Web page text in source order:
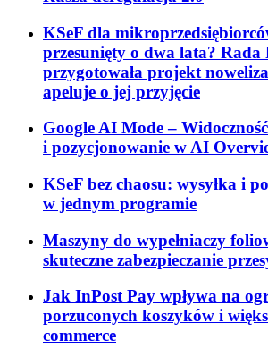
KSeF dla
przesunięty o dwa lata? Rada
przygotowała projekt
apeluje o jej przyjęcie
Google AI Mode –
i pozycjonowanie w AI
KSeF bez chaosu: wysyłka i
w jednym programie
Maszyny do wypełniaczy
skuteczne zabezpieczanie
Jak InPost Pay wpływa na
porzuconych koszyków i
commerce